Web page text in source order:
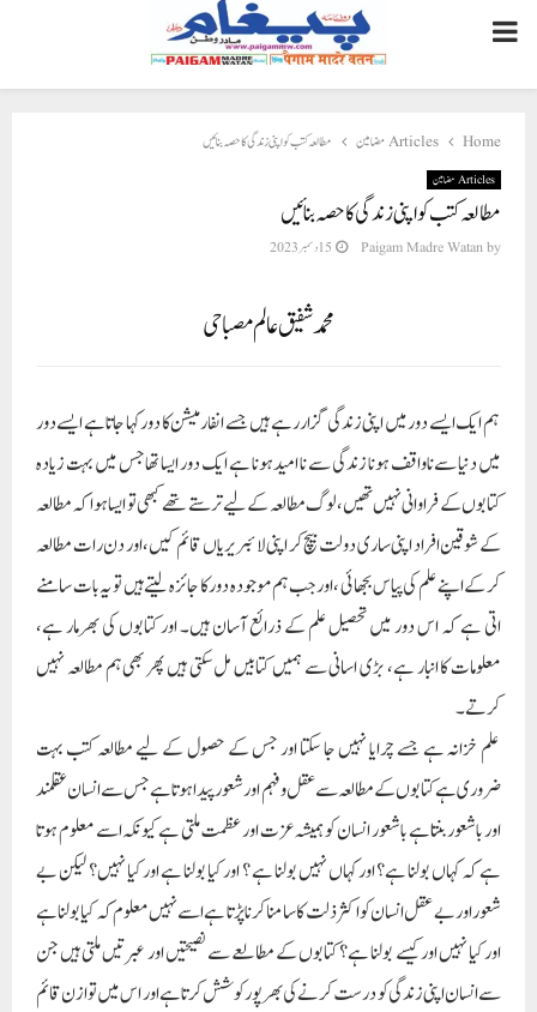
PRIMARY
MENU
Home Articles مضامین مطالعہ کتب کو اپنی زندگی کا حصہ بنائیں
Articles مضامین
مطالعہ کتب کو اپنی زندگی کا حصہ بنائیں
by
Paigam Madre Watan 15 دسمبر 2023
محمد شفیق عالم مصباحی
ہم ایک ایسے دور میں اپنی زندگی گزار رہے ہیں جسے انفارمیشن کا دور کہا جاتا ہے ایسے دور
میں دنیا سے ناواقف ہونا زندگی سے نا امید ہونا ہے ایک دور ایسا تھا جس میں بہت زیادہ
کتابوں کے فراوانی نہیں تھیں، لوگ مطالعہ کے لیے ترستے تھے کبھی تو ایسا ہوا کہ مطالعہ
کے شوقین افراد اپنی ساری دولت بیچ کر اپنی لائبریریاں قائم کیں، اور دن رات مطالعہ
کر کے اپنے علم کی پیاس بجھائی ،اور جب ہم موجودہ دور کا جائزہ لیتے ہیں تو یہ بات سامنے
اتی ہے کہ اس دور میں تحصیل علم کے ذرائع آسان ہیں۔ اور کتابوں کی بھرمار ہے،
معلومات کا انبار ہے، بڑی اسانی سے ہمیں کتابیں مل سکتی ہیں پھر بھی ہم مطالعہ نہیں
کرتے۔
علم خزانہ ہے جسے چرایا نہیں جا سکتا اور جس کے حصول کے لیے مطالعہ کتب بہت
ضروری ہے کتابوں کے مطالعہ سے عقل و فہم اور شعور پیدا ہوتا ہے جس سے انسان عقلمند
اور باشعور بنتا ہے باشعور انسان کو ہمیشہ عزت اور عظمت ملتی ہے کیونکہ اسے معلوم ہوتا
ہے کہ کہاں بولنا ہے؟ اور کہاں نہیں بولنا ہے ؟ اور کیا بولنا ہے اور کیا نہیں؟ لیکن بے
شعور اور بے عقل انسان کو اکثر ذلت کا سامنا کرنا پڑتا ہے اسے نہیں معلوم کہ کیا بولنا ہے
اور کیا نہیں اور کیسے بولنا ہے؟ کتابوں کے مطالعے سے نصیحتیں اور عبرتیں ملتی ہیں جن
سے انسان اپنی زندگی کو درست کرنے کی بھرپور کوشش کرتا ہے اور اس میں توازن قائم